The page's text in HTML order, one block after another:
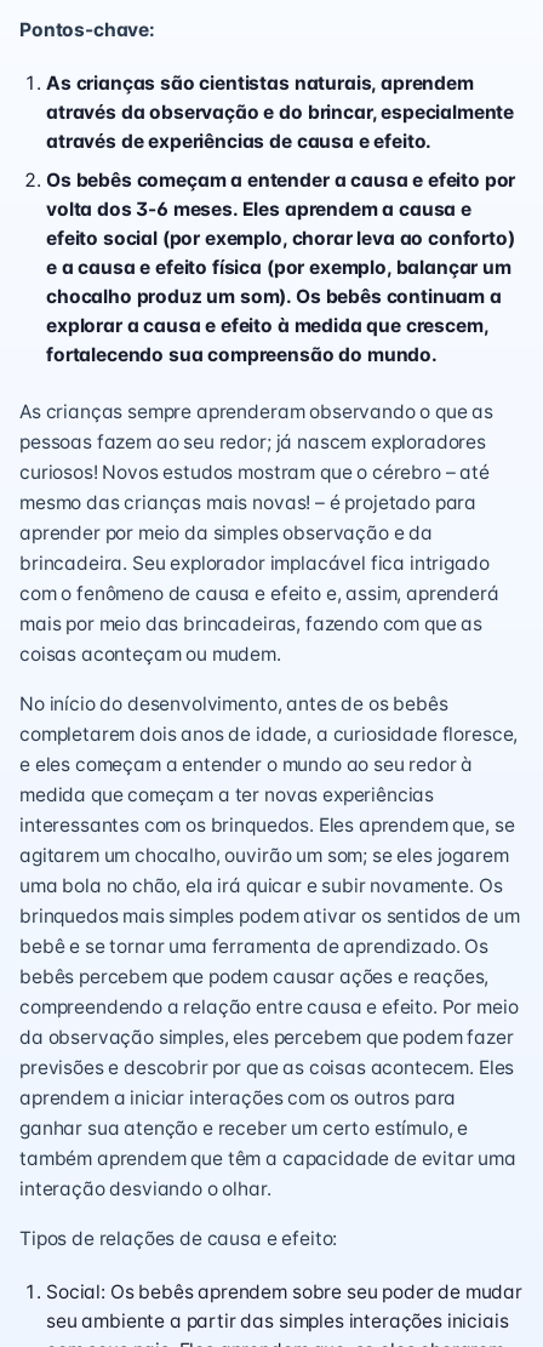
Pontos-chave:
As crianças são cientistas naturais, aprendem
através da observação e do brincar, especialmente
através de experiências de causa e efeito.
Os bebês começam a entender a causa e efeito por
volta dos 3-6 meses. Eles aprendem a causa e
efeito social (por exemplo, chorar leva ao conforto)
e a causa e efeito física (por exemplo, balançar um
chocalho produz um som). Os bebês continuam a
explorar a causa e efeito à medida que crescem,
fortalecendo sua compreensão do mundo.
As crianças sempre aprenderam observando o que as
pessoas fazem ao seu redor; já nascem exploradores
curiosos! Novos estudos mostram que o cérebro – até
mesmo das crianças mais novas! – é projetado para
aprender por meio da simples observação e da
brincadeira. Seu explorador implacável fica intrigado
com o fenômeno de causa e efeito e, assim, aprenderá
mais por meio das brincadeiras, fazendo com que as
coisas aconteçam ou mudem.
No início do desenvolvimento, antes de os bebês
completarem dois anos de idade, a curiosidade floresce,
e eles começam a entender o mundo ao seu redor à
medida que começam a ter novas experiências
interessantes com os brinquedos. Eles aprendem que, se
agitarem um chocalho, ouvirão um som; se eles jogarem
uma bola no chão, ela irá quicar e subir novamente. Os
brinquedos mais simples podem ativar os sentidos de um
bebê e se tornar uma ferramenta de aprendizado. Os
bebês percebem que podem causar ações e reações,
compreendendo a relação entre causa e efeito. Por meio
da observação simples, eles percebem que podem fazer
previsões e descobrir por que as coisas acontecem. Eles
aprendem a iniciar interações com os outros para
ganhar sua atenção e receber um certo estímulo, e
também aprendem que têm a capacidade de evitar uma
interação desviando o olhar.
Tipos de relações de causa e efeito:
Social: Os bebês aprendem sobre seu poder de mudar
seu ambiente a partir das simples interações iniciais